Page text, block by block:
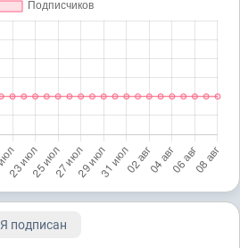
Я подписан